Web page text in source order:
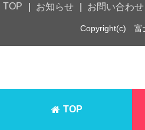
TOP お知らせ お問い合わ
Copyright(c) 富
TOP